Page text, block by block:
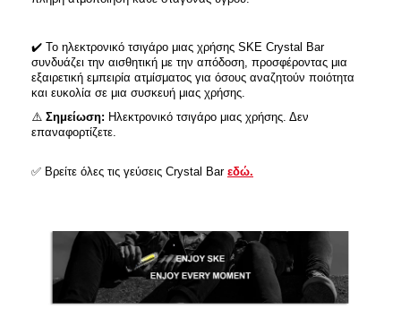
✔️ Το ηλεκτρονικό τσιγάρο μιας χρήσης SKE Crystal Bar
συνδυάζει την αισθητική με την απόδοση, προσφέροντας μια
εξαιρετική εμπειρία ατμίσματος για όσους αναζητούν ποιότητα
και ευκολία σε μια συσκευή μιας χρήσης.
⚠️ Σημείωση: Ηλεκτρονικό τσιγάρο μιας χρήσης. Δεν
επαναφορτίζετε.
✅ Βρείτε όλες τις γεύσεις Crystal Bar εδώ.